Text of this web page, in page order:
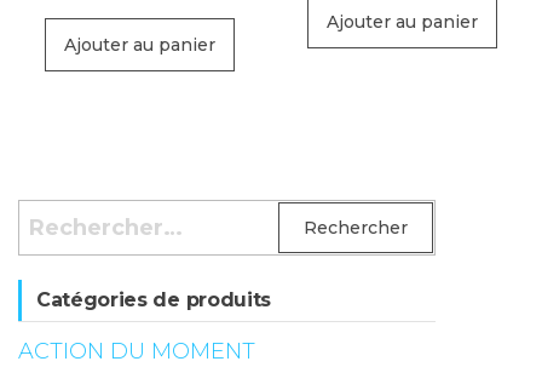
Ajouter au panier
Ajouter au panier
Rechercher :
Catégories de produits
ACTION DU MOMENT